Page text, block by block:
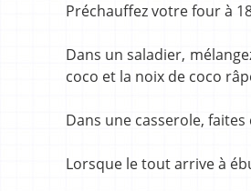
Préchauffez votre four à
Dans un saladier,
coco et la noix de coco
Dans une casserole,
Lorsque le tout arrive à